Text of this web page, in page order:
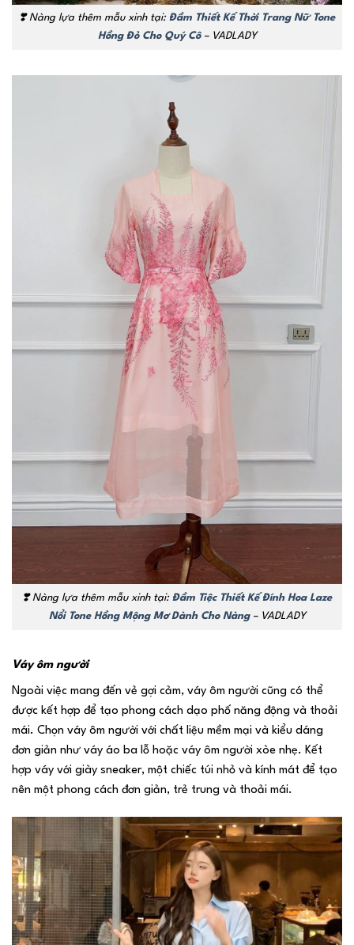
❣️ Nàng lựa thêm mẫu xinh tại: Đầm Thiết Kế Thời Trang Nữ Tone
Hồng Đỏ Cho Quý Cô– VADLADY
❣️ Nàng lựa thêm mẫu xinh tại: Đầm Tiệc Thiết Kế Đính Hoa Laze
Nổi Tone Hồng Mộng Mơ Dành Cho Nàng – VADLADY
Váy ôm người
Ngoài việc mang đến vẻ gợi cảm, váy ôm người cũng có thể
được kết hợp để tạo phong cách dạo phố năng động và thoải
mái. Chọn váy ôm người với chất liệu mềm mại và kiểu dáng
đơn giản như váy áo ba lỗ hoặc váy ôm người xòe nhẹ. Kết
hợp váy với giày sneaker, một chiếc túi nhỏ và kính mát để tạo
nên một phong cách đơn giản, trẻ trung và thoải mái.